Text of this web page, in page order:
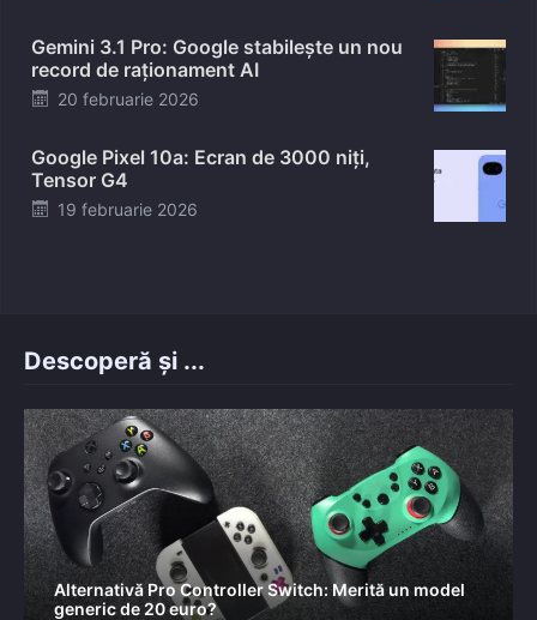
Gemini 3.1 Pro: Google stabilește un nou
record de raționament AI
Posted
20 februarie 2026
Google Pixel 10a: Ecran de 3000 niți,
Tensor G4
Posted
19 februarie 2026
Descoperă și ...
Alternativă Pro Controller Switch: Merită un model
generic de 20 euro?